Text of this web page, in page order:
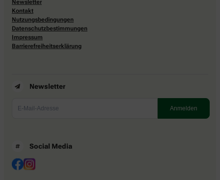
Newsletter
Kontakt
Nutzungsbedingungen
Datenschutzbestimmungen
Impressum
Barrierefreiheitserklärung
Newsletter
Social Media